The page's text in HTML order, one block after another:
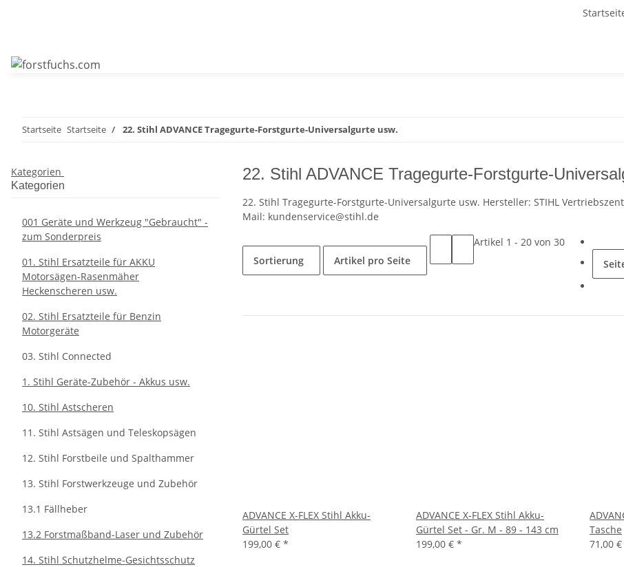
Startseite Startseite 22. Stihl ADVANCE Tragegurte-Forstgurte-Universalgurte usw.
22. Stihl ADVANCE Tragegurte-Forstgurte-
22. Stihl Tragegurte-Forstgurte-Universalgurte usw. Hersteller: STIHL
Mail: kundenservice@stihl.de
Sortierung Artikel pro Seite
Artikel 1 - 20 von 30
ADVANCE X-FLEX Stihl Akku-
Gürtel Set
199,00 € *
ADVANCE X-FLEX Stihl Akku-
Gürtel Set - Gr. M - 89 - 143 cm
199,00 € *
Tasche
71,00 €
Kategorien
Kategorien
001 Geräte und Werkzeug "Gebraucht" -
zum Sonderpreis
01. Stihl Ersatzteile für AKKU
Motorsägen-Rasenmäher
Heckenscheren usw.
02. Stihl Ersatzteile für Benzin
Motorgeräte
03. Stihl Connected
1. Stihl Geräte-Zubehör - Akkus usw.
10. Stihl Astscheren
11. Stihl Astsägen und Teleskopsägen
12. Stihl Forstbeile und Spalthammer
13. Stihl Forstwerkzeuge und Zubehör
13.1 Fällheber
13.2 Forstmaßband-Laser und Zubehör
14. Stihl Schutzhelme-Gesichtsschutz